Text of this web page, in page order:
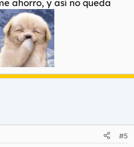
ahorro, y así no queda
#5